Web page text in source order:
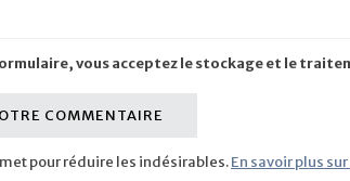
vous acceptez le stockage et le
pour réduire les indésirables.En savoir plus